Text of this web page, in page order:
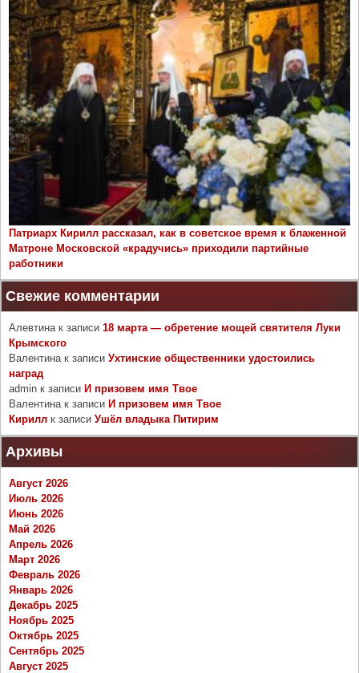
Патриарх Кирилл рассказал, как в советское время к блаженной
Матроне Московской «крадучись» приходили партийные
работники
Свежие комментарии
Алевтина к записи 18 марта — обретение мощей святителя Луки
Крымского
Валентина к записи Ухтинские общественники удостоились
наград
admin к записи И призовем имя Твое
Валентина к записи И призовем имя Твое
Кирилл к записи Ушёл владыка Питирим
Архивы
Август 2026
Июль 2026
Июнь 2026
Май 2026
Апрель 2026
Март 2026
Февраль 2026
Январь 2026
Декабрь 2025
Ноябрь 2025
Октябрь 2025
Сентябрь 2025
Август 2025